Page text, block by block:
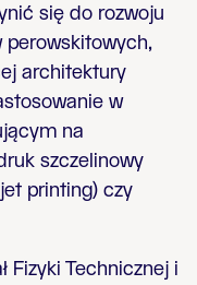
się do rozwoju
architektury
w
na
szczelinowy
printing) czy
Fizyki Technicznej i